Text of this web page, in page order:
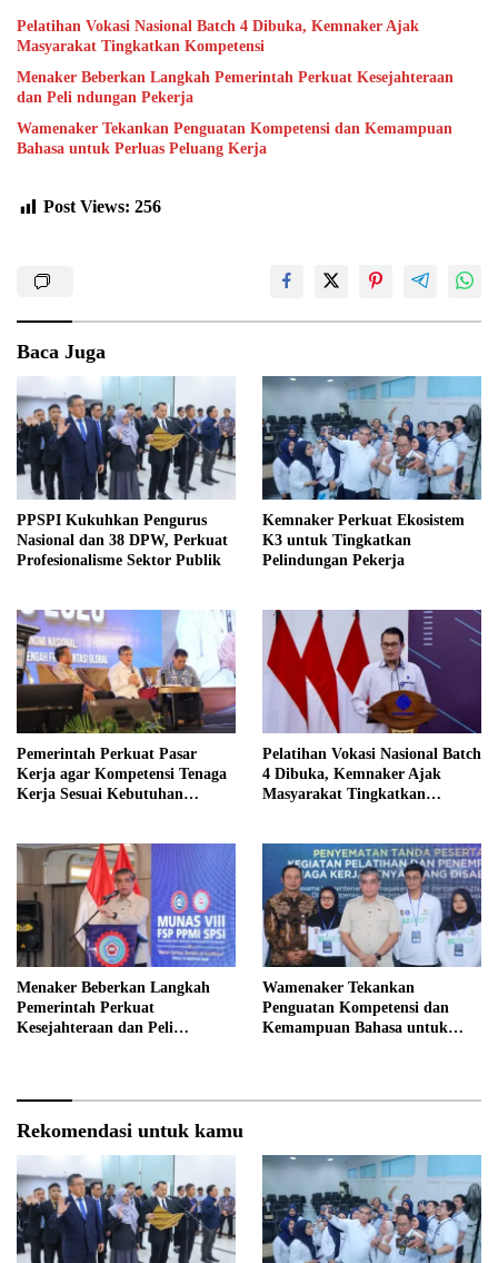
Pelatihan Vokasi Nasional Batch 4 Dibuka, Kemnaker Ajak
Masyarakat Tingkatkan Kompetensi
Menaker Beberkan Langkah Pemerintah Perkuat Kesejahteraan
dan Peli ndungan Pekerja
Wamenaker Tekankan Penguatan Kompetensi dan Kemampuan
Bahasa untuk Perluas Peluang Kerja
Post Views: 256
Baca Juga
PPSPI Kukuhkan Pengurus
Nasional dan 38 DPW, Perkuat
Profesionalisme Sektor Publik
Kemnaker Perkuat Ekosistem
K3 untuk Tingkatkan
Pelindungan Pekerja
Pemerintah Perkuat Pasar
Kerja agar Kompetensi Tenaga
Kerja Sesuai Kebutuhan
Pelatihan Vokasi Nasional Batch
4 Dibuka, Kemnaker Ajak
Masyarakat Tingkatkan
Menaker Beberkan Langkah
Pemerintah Perkuat
Kesejahteraan dan Peli
Wamenaker Tekankan
Penguatan Kompetensi dan
Kemampuan Bahasa untuk
Rekomendasi untuk kamu